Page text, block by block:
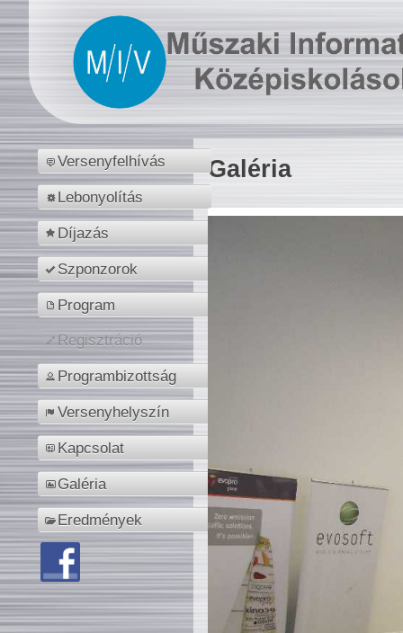
Versenyfelhívás
Lebonyolítás
Díjazás
Szponzorok
Program
Regisztráció
Programbizottság
Versenyhelyszín
Kapcsolat
Galéria
Eredmények
Galéria